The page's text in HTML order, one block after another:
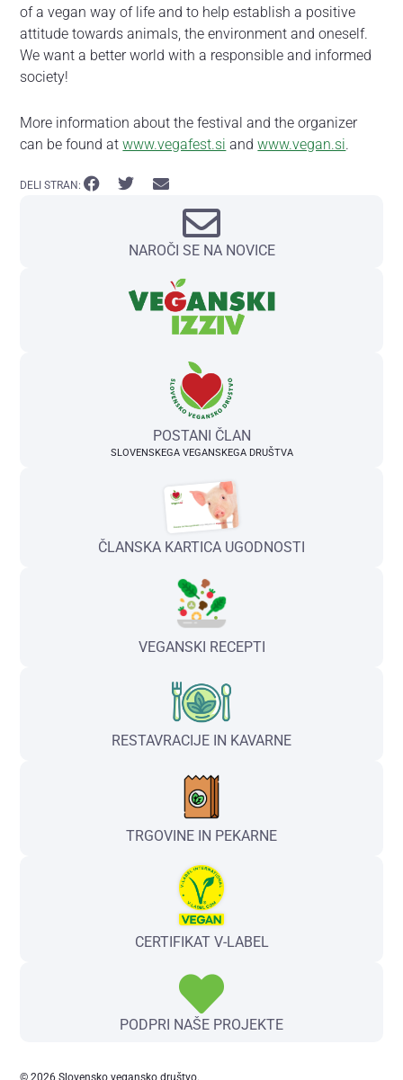
of a vegan way of life and to help establish a positive
attitude towards animals, the environment and oneself.
We want a better world with a responsible and informed
society!
More information about the festival and the organizer
can be found atwww.vegafest.si andwww.vegan.si.
DELI STRAN:
NAROČI SE NA NOVICE
POSTANI ČLAN
SLOVENSKEGA VEGANSKEGA DRUŠTVA
ČLANSKA KARTICA UGODNOSTI
VEGANSKI RECEPTI
RESTAVRACIJE IN KAVARNE
TRGOVINE IN PEKARNE
CERTIFIKAT V-LABEL
PODPRI NAŠE PROJEKTE
© 2026 Slovensko vegansko društvo.